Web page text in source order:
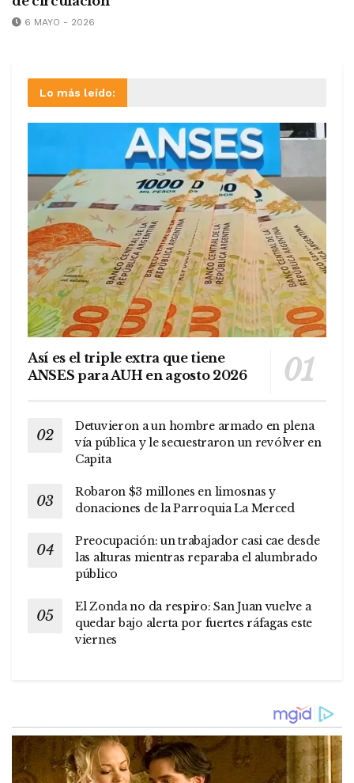
6 MAYO - 2026
Lo más leído:
Así es el triple extra que tiene
ANSES para AUH en agosto 2026
Detuvieron a un hombre armado en plena
vía pública y le secuestraron un revólver en
Capita
Robaron $3 millones en limosnas y
donaciones de la Parroquia La Merced
Preocupación: un trabajador casi cae desde
las alturas mientras reparaba el alumbrado
público
El Zonda no da respiro: San Juan vuelve a
quedar bajo alerta por fuertes ráfagas este
viernes